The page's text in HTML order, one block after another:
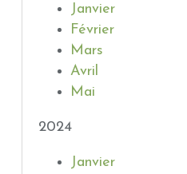
Janvier
Février
Mars
Avril
Mai
2024
Janvier